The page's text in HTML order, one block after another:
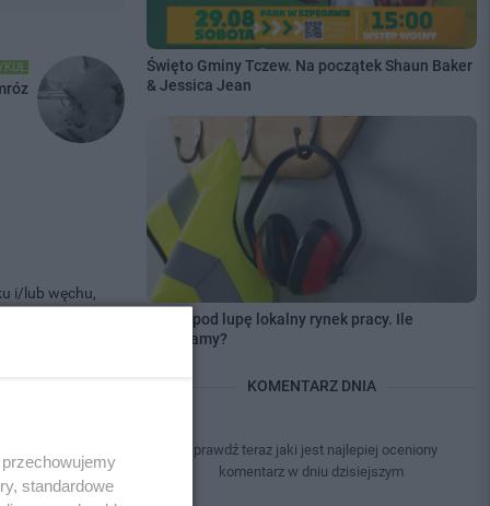
i/lub węchu,
Do zgonów
z obniżoną
Święto Gminy Tczew. Na początek Shaun Baker
& Jessica Jean
Wzięli pod lupę lokalny rynek pracy. Ile
zarabiamy?
KOMENTARZ DNIA
Sprawdź teraz jaki jest najlepiej oceniony
komentarz w dniu dzisiejszym
standardowe